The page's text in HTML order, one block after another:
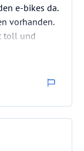
e-bikes da.
vorhanden.
toll und